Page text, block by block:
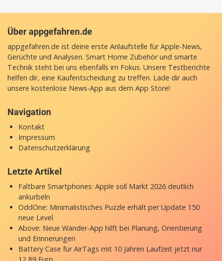
Über appgefahren.de
appgefahren.de ist deine erste Anlaufstelle für Apple-News,
Gerüchte und Analysen. Smart Home Zubehör und smarte
Technik steht bei uns ebenfalls im Fokus. Unsere Testberichte
helfen dir, eine Kaufentscheidung zu treffen. Lade dir auch
unsere kostenlose News-App aus dem App Store!
Navigation
Kontakt
Impressum
Datenschutzerklärung
Letzte Artikel
Faltbare Smartphones: Apple soll Markt 2026 deutlich
ankurbeln
OddOne: Minimalistisches Puzzle erhält per Update 150
neue Level
Above: Neue Wander-App hilft bei Planung, Orientierung
und Erinnerungen
Battery Case für AirTags mit 10 Jahren Laufzeit jetzt nur